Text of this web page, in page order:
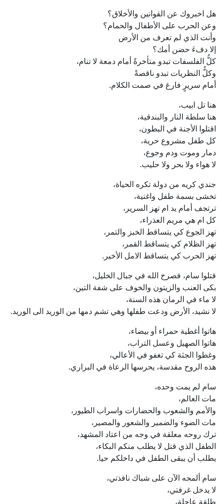
هل اخبروك عن القوانين والأخلاق؟
وعن الحرب على الأطفال والحمام؟
وأنت الذي لم تعرف من الأرض
إلا دفءَ حضن أمك؟
كلُّ الفلسفات تبدو متأخرةً أمام دمعة لا تنام،
وكلُّ النظريات تبدو ناقصةً
أمام سريرٍ فارغ في صمت الكلام.
هنا تل ابيب،
هنا سلطة النار والبندقية،
اقتلوا الأجنة في البطون،
كل طفل مشروع حرية،
دمار وموت ودم وجوع،
لا هواء ولا بحر ولا حليب.
جندي كريه من دولة تكره الحياة،
تخشى بسمة طفل واغنية،
ترتجف أمام يد ام تهز السرير،
كل ام هي مريم العذراء،
تهز الجوع كي يتساقط الخبز والتمر،
تهز الظلام كي يتساقط القمر،
تهز الحرب كي يتساقط الامل الأخير.
قتلوا سام، فصرخ الله في جبال الخليل،
بكى العنب والزيتون والخوف على شفة التين،
لا ماء في الرمان هذه السنة،
لا نشيد، الأرض ودعت طفلها وهي تشم دمها من الوريد الى الوريد.
هاتوا أغطية حمراء أو بيضاء،
هاتوا الصهيل وعسل التراب،
وغطوا الجثة كي تغفو في الأعالي،
هذه الروح مقدسة، يحرسها الرعاة في البراري.
سام لم يمت وحده،
مات العالم،
والأمم والشعوب والحضارات واسراب الطيور،
مات الضوء والضمير والشعور والمصير،
ترك روحه معلقة في وجه من اعتاد المشهد،
الطفل الذي قتل لا يطلب منكم البكاء،
يطلب أن يبقى الطفل في داخلكم حيا.
سام ألمحه الآن على شباك نافذتي،
لا يدخل غرفتي،
طلقة عاجلة،